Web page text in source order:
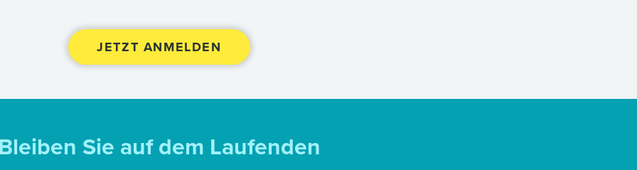
Sie auf dem Laufenden